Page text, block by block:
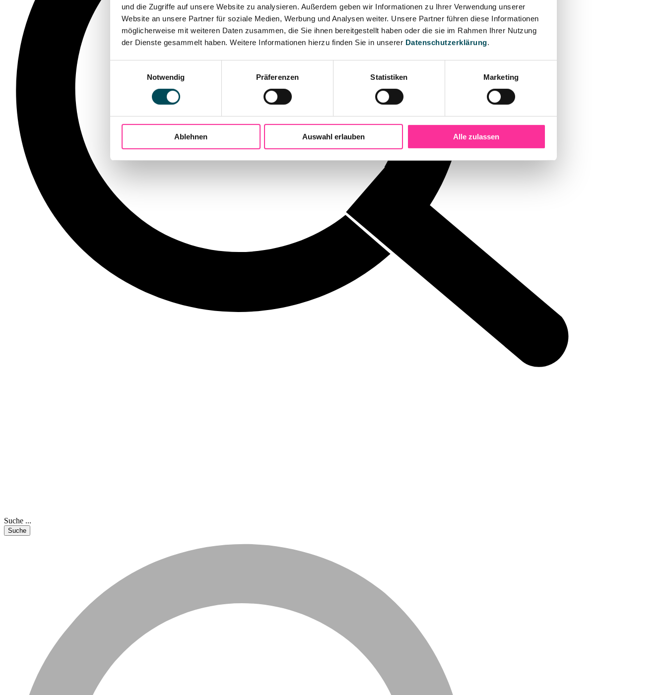
und die Zugriffe auf unsere Website zu analysieren. Außerdem geben wir Informationen zu Ihrer Verwendung unserer
Website an unsere Partner für soziale Medien, Werbung und Analysen weiter. Unsere Partner führen diese Informationen
möglicherweise mit weiteren Daten zusammen, die Sie ihnen bereitgestellt haben oder die sie im Rahmen Ihrer Nutzung
der Dienste gesammelt haben. Weitere Informationen hierzu finden Sie in unserer Datenschutzerklärung.
Notwendig
Präferenzen Statistiken Marketing
Ablehnen Auswahl erlauben Alle zulassen
Suche ...